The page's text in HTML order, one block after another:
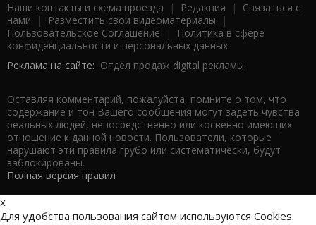
Наши контакты и схема проезда | Редакция | Связаться с
нами | Разместить свои видеоматериалы |
Пользовательское Соглашение |
Политика в сфере
конфиденциальности и персональных данных
Реклама на сайте: Отдел продаж digital рекламы
Оставляя комментарий, пожалуйста, помните о том, что
содержание и тон Вашего сообщения могут задеть чувства
реальных людей, непосредственно или косвенно имеющих
отношение к данной новости. Пользователи, которые
нарушают эти правила грубо или систематически, будут
заблокированы.
Полная версия правил
x
Для удобства пользования сайтом используются Cookies.